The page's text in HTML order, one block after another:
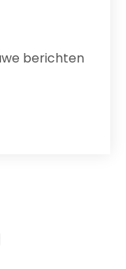
berichten